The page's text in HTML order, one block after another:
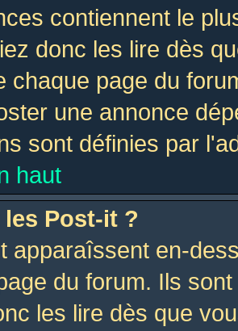
contiennent le
donc les lire dès
chaque page du
une annonce
sont définies par
haut
Post-it ?
apparaîssent en-
du forum. Ils
les lire dès que